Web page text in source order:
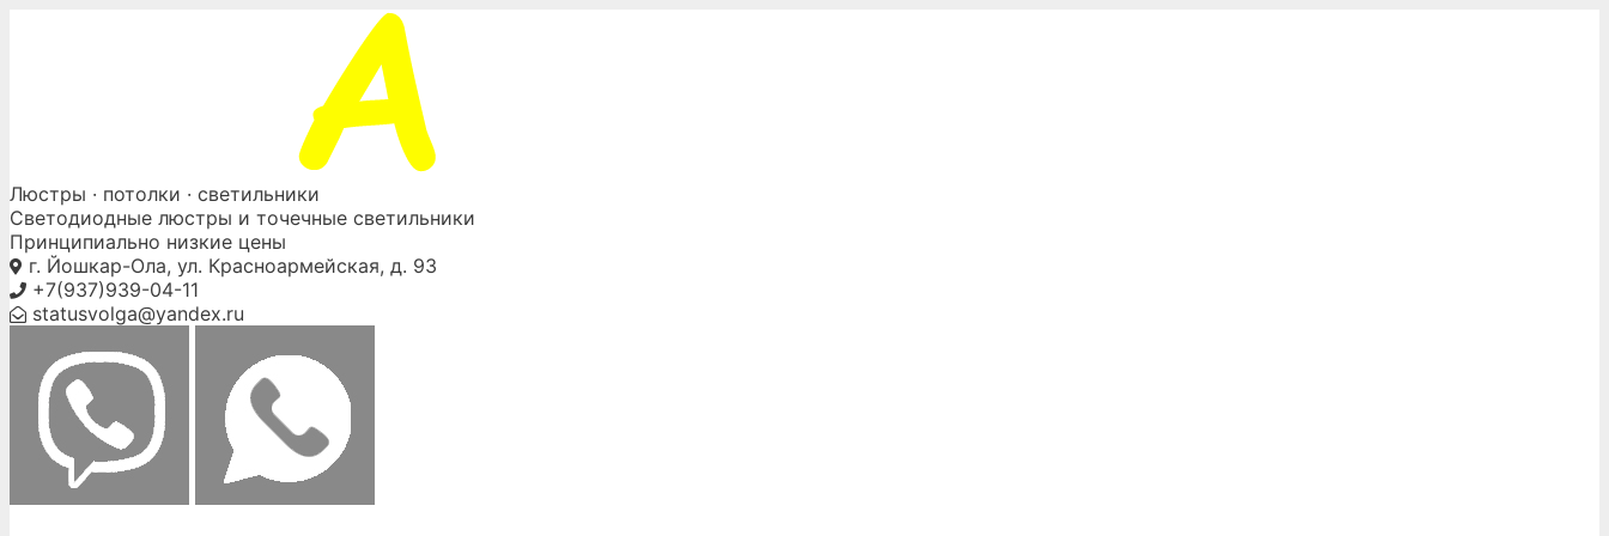
Люстры · потолки · светильники
Светодиодные люстры и точечные светильники
Принципиально низкие цены
г. Йошкар-Ола, ул. Красноармейская, д. 93
+7(937)939-04-11
statusvolga@yandex.ru